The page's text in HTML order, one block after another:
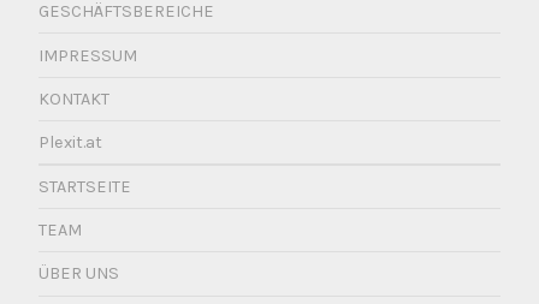
GESCHÄFTSBEREICHE
IMPRESSUM
KONTAKT
Plexit.at
STARTSEITE
TEAM
ÜBER UNS